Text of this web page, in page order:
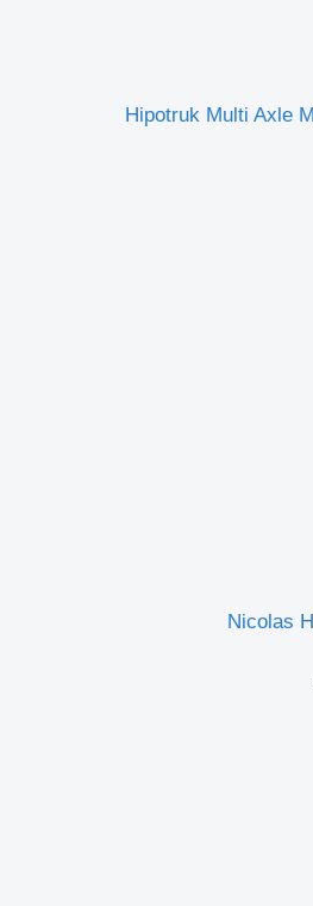
Hipotruk Multi Axle
Nicolas